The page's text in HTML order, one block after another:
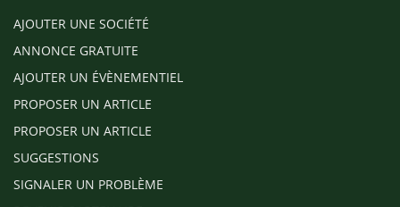
AJOUTER UNE SOCIÉTÉ
ANNONCE GRATUITE
AJOUTER UN ÉVÈNEMENTIEL
PROPOSER UN ARTICLE
PROPOSER UN ARTICLE
SUGGESTIONS
SIGNALER UN PROBLÈME